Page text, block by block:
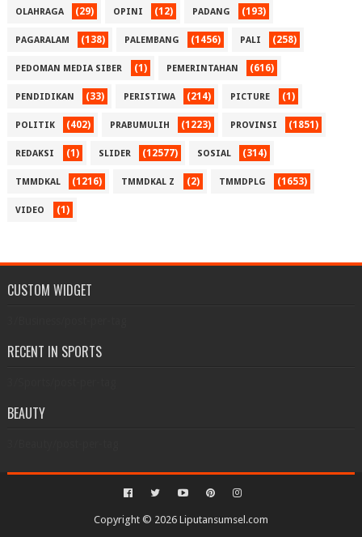
OLAHRAGA (29) OPINI (12) PADANG (193)
PAGARALAM (138) PALEMBANG (1456) PALI (258)
PEDOMAN MEDIA SIBER (1) PEMERINTAHAN (616)
PENDIDIKAN (33) PERISTIWA (214) PICTURE (1)
POLITIK (402) PRABUMULIH (1223) PROVINSI (1851)
REDAKSI (1) SLIDER (12577) SOSIAL (314)
TMMDKAL (1216) TMMDKAL Z (2) TMMDPLG (1653)
VIDEO (1)
CUSTOM WIDGET
RECENT IN SPORTS
BEAUTY
Copyright © 2026 Liputansumsel.com